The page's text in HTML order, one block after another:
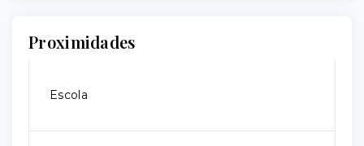
Proximidades
Escola